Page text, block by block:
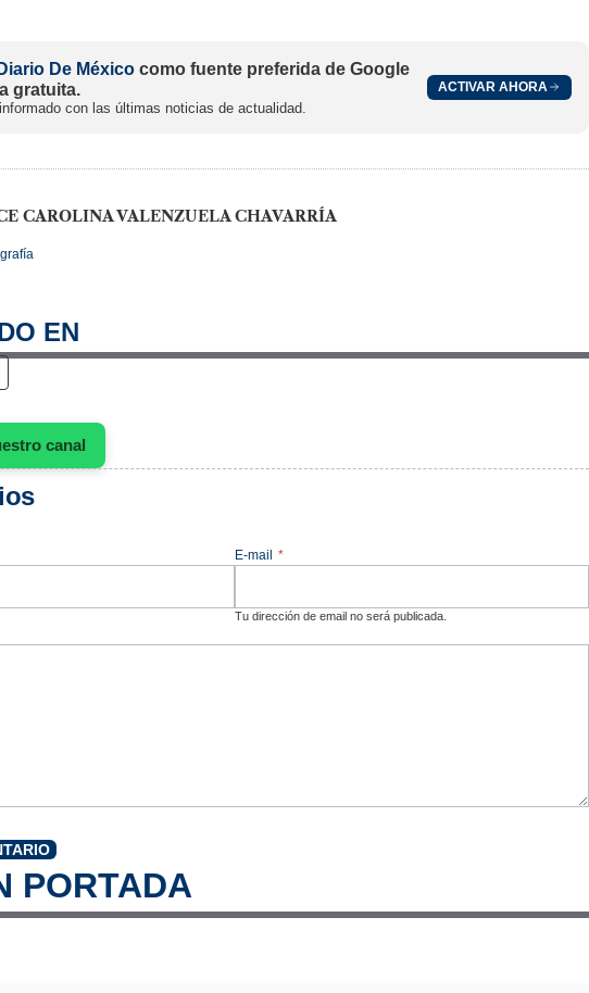
Diario De México como fuente preferida de Google
gratuita.
con las últimas noticias de actualidad.
ACTIVAR AHORA
CAROLINA VALENZUELA CHAVARRÍA
EN
canal
E-mail *
Tu dirección de email no será publicada.
PORTADA